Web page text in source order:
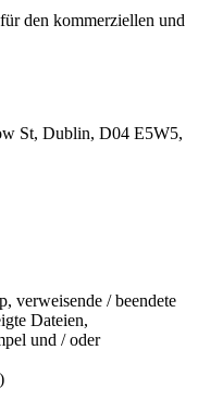
den kommerziellen und
St, Dublin, D04 E5W5,
verweisende / beendete
Dateien,
und / oder